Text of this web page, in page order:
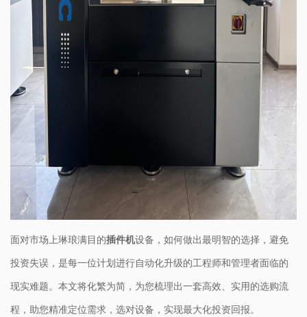
面对市场上琳琅满目的​插件机设备 ​，如何做出最明智的选择，避免
投资失误，是每一位计划进行自动化升级的工程师和管理者面临的
现实难题。本文将化繁为简，为您梳理出一套高效、实用的选购流
程，助您精准定位需求，选对设备，实现最大化投资回报。